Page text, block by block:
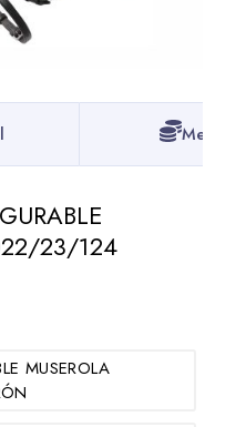
Mejor
23/124
MUSEROLA